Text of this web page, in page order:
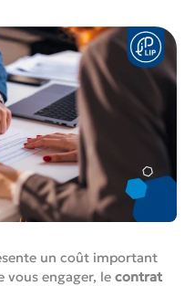
un coût important
vous engager, le contrat